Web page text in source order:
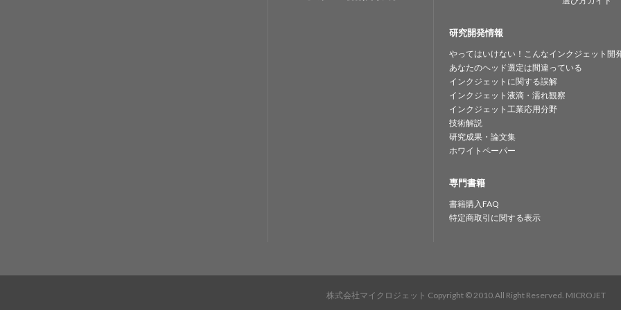
研究開発情報
やってはいけない！こんなインクジェット開
あなたのヘッド選定は間違っている
インクジェットに関する誤解
インクジェット液滴・濡れ観察
インクジェット工業応用分野
技術解説
研究成果・論文集
ホワイトペーパー
専門書籍
書籍購入FAQ
特定商取引に関する表示
株式会社マイクロジェット Copyright © 2010.All Right Reserved. MICROJET